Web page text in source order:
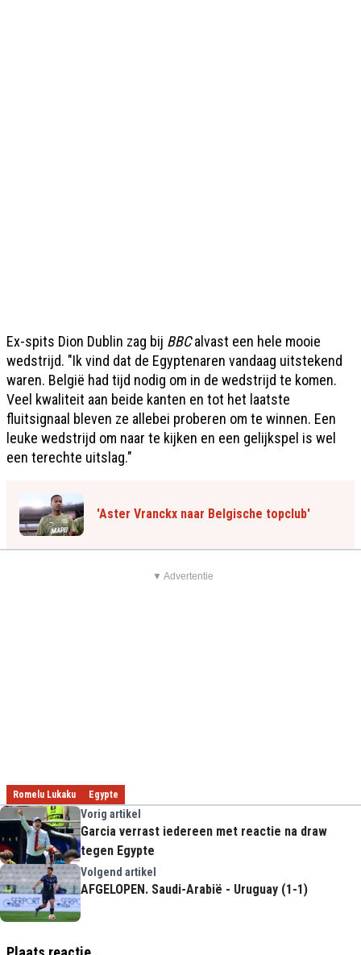
Ex-spits Dion Dublin zag bij BBCalvast een hele mooie
wedstrijd. "Ik vind dat de Egyptenaren vandaag uitstekend
waren. België had tijd nodig om in de wedstrijd te komen.
Veel kwaliteit aan beide kanten en tot het laatste
fluitsignaal bleven ze allebei proberen om te winnen. Een
leuke wedstrijd om naar te kijken en een gelijkspel is wel
een terechte uitslag."
'Aster Vranckx naar Belgische topclub'
▼ Advertentie
Romelu Lukaku Egypte
Vorig artikel
Garcia verrast iedereen met reactie na draw
tegen Egypte
Volgend artikel
AFGELOPEN. Saudi-Arabië - Uruguay (1-1)